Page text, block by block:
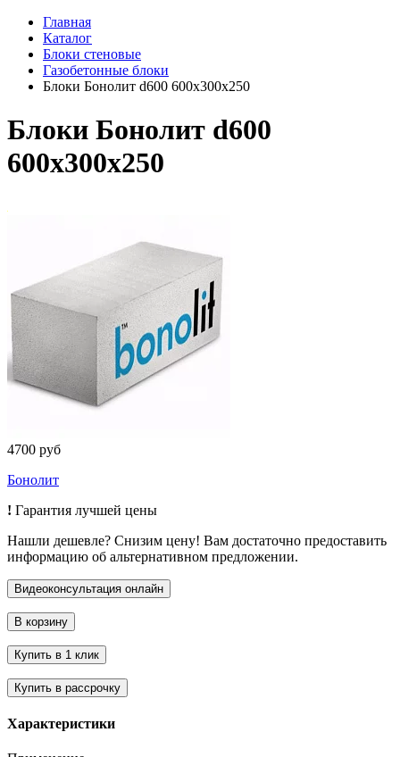
Главная
Каталог
Блоки стеновые
Газобетонные блоки
Блоки Бонолит d600 600х300х250
Блоки Бонолит d600
600х300х250
4700 руб
Бонолит
! Гарантия лучшей цены
Нашли дешевле? Снизим цену! Вам достаточно предоставить
информацию об альтернативном предложении.
Характеристики